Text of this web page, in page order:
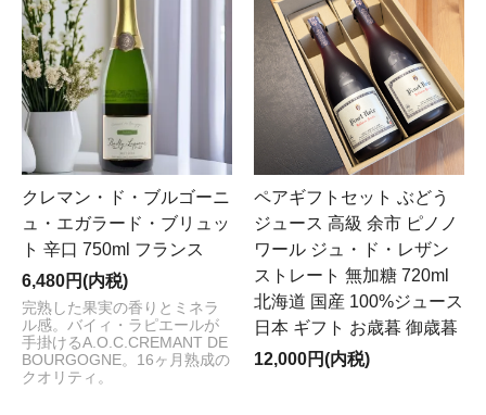
クレマン・ド・ブルゴーニ
ュ・エガラード・ブリュッ
ト 辛口 750ml フランス
6,480円(内税)
完熟した果実の香りとミネラ
ル感。バイィ・ラピエールが
手掛けるA.O.C.CREMANT DE
BOURGOGNE。16ヶ月熟成の
クオリティ。
ペアギフトセット ぶどう
ジュース 高級 余市 ピノノ
ワール ジュ・ド・レザン
ストレート 無加糖 720ml
北海道 国産 100%ジュース
日本 ギフト お歳暮 御歳暮
12,000円(内税)